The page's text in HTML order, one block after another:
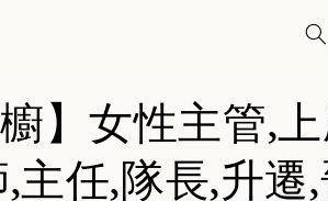
】女性主管,上
主任,隊長,升遷